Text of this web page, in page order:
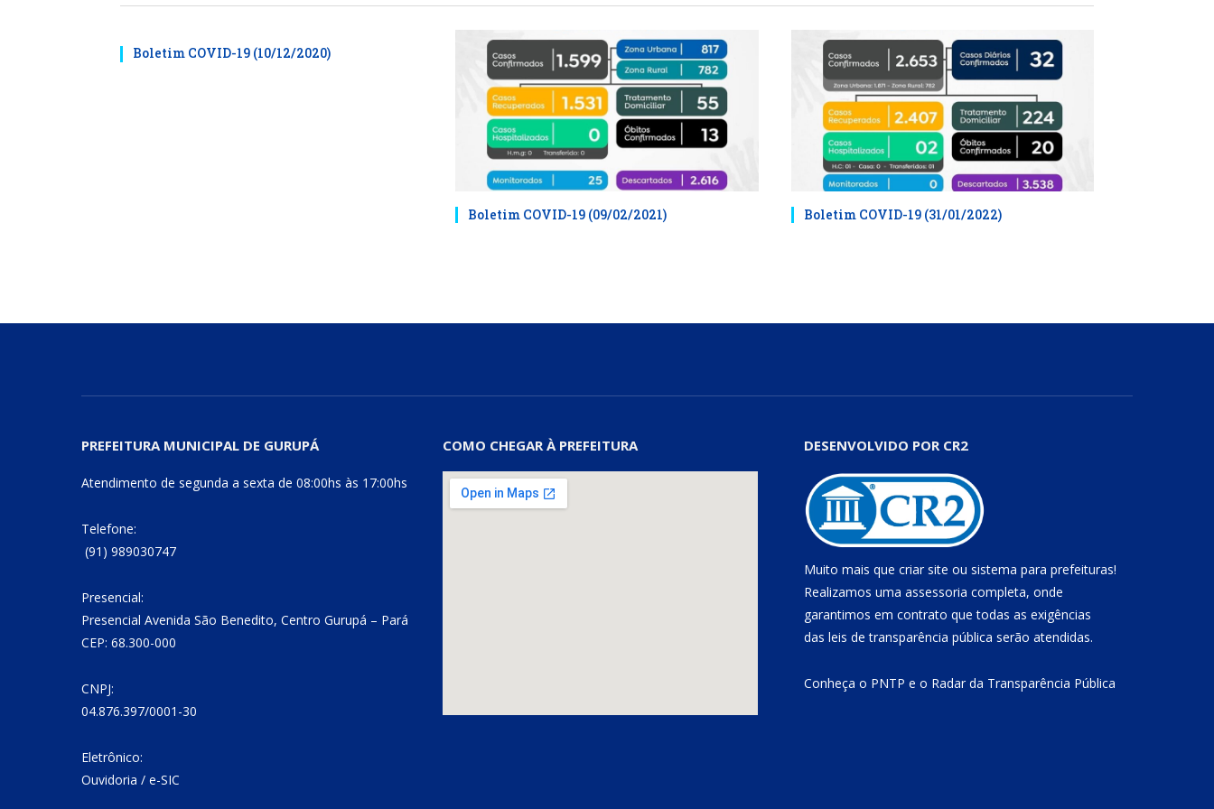
Boletim COVID-19 (10/12/2020)
Boletim COVID-19 (09/02/2021) Boletim COVID-19 (31/01/2022)
PREFEITURA MUNICIPAL DE GURUPÁ
Atendimento de segunda a sexta de 08:00hs às 17:00hs
Telefone:
(91) 989030747
Presencial:
Presencial Avenida São Benedito, Centro Gurupá – Pará
CEP: 68.300-000
CNPJ:
04.876.397/0001-30
Eletrônico:
Ouvidoria / e-SIC
COMO CHEGAR À PREFEITURA DESENVOLVIDO POR CR2
Muito mais que criar site ou sistema para prefeituras!
Realizamos uma assessoria completa, onde
garantimos em contrato que todas as exigências
das leis de transparência pública serão atendidas.
Conheça o PNTP e o Radar da Transparência Pública